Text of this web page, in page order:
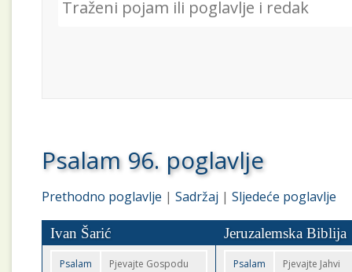
Psalam 96. poglavlje
Prethodno poglavlje |Sadržaj |Sljedeće poglavlje
Ivan Šarić Jeruzalemska Biblija
Psalam
Pjevajte Gospodu
Psalam
Pjevajte Jahvi